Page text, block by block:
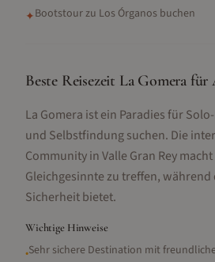
✦Bootstour zu Los Órganos buchen
Beste Reisezeit La Gomera für
La Gomera ist ein Paradies für
und Selbstfindung suchen. Die
Community in Valle Gran Rey
Gleichgesinnte zu treffen, während
Sicherheit bietet.
Wichtige Hinweise
•Sehr sichere Destination mit